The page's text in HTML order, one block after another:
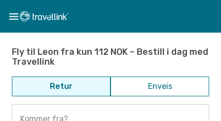
Fly til Leon fra kun 112 NOK – Bestill i dag med
Travellink
Retur Enveis
Kommer fra?